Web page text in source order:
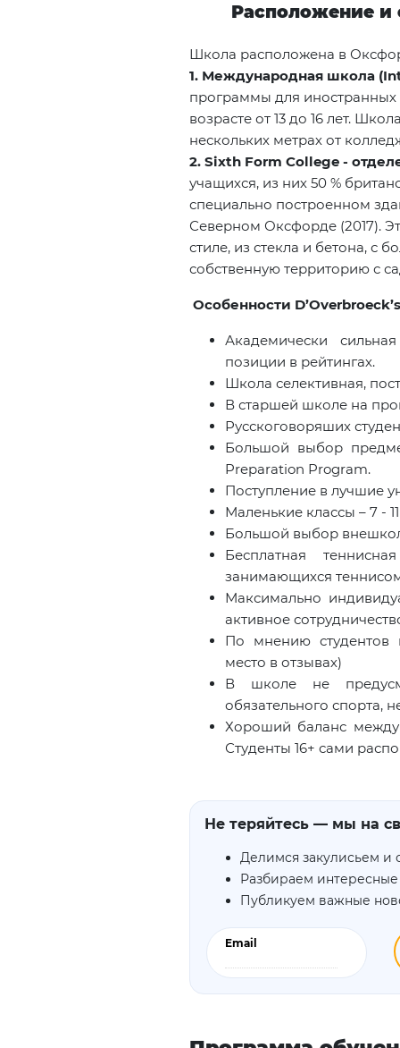
Расположение и
Школа расположена в
1. Международная школа
программы для иностранных
возрасте от 13 до 16 лет.
нескольких метрах от
2. Sixth Form College -
учащихся, из них 50 %
специально построенном
Северном Оксфорде (2017).
стиле, из стекла и бетона, с
собственную территорию с
Особенности
Академически
позиции в рейтингах.
Школа селективная,
В старшей школе на
Русскоговоряших
Большой выбор
Preparation Program.
Поступление в лучшие
Маленькие классы – 7 -
Большой выбор
Бесплатная
занимающихся
Максимально
активное
По мнению студентов
место в отзывах)
В школе не
обязательного спорта,
Хороший баланс между
Студенты 16+ сами
Не теряйтесь — мы на
Делимся закулисьем и
Разбираем
Публикуем важные
Email